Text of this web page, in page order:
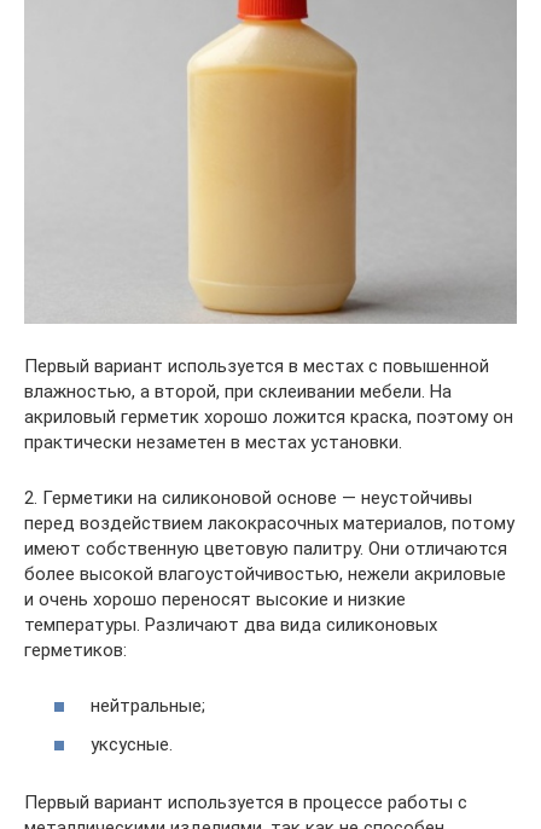
Первый вариант используется в местах с повышенной
влажностью, а второй, при склеивании мебели. На
акриловый герметик хорошо ложится краска, поэтому он
практически незаметен в местах установки.
2. Герметики на силиконовой основе — неустойчивы
перед воздействием лакокрасочных материалов, потому
имеют собственную цветовую палитру. Они отличаются
более высокой влагоустойчивостью, нежели акриловые
и очень хорошо переносят высокие и низкие
температуры. Различают два вида силиконовых
герметиков:
нейтральные;
уксусные.
Первый вариант используется в процессе работы с